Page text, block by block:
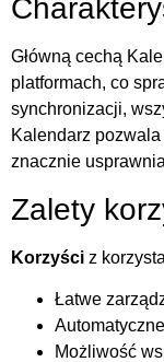
Główną cechą
platformach, co
synchronizacji,
Kalendarz
znacznie usprawnia
Zalety
Korzyści z
Łatwe
Możliwość